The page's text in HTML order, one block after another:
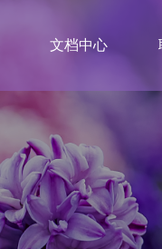
文档中心